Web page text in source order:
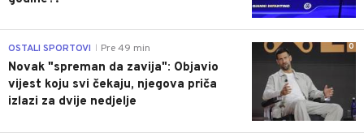
0
OSTALI SPORTOVI Pre 49 min
Novak "spreman da zavija": Objavio
vijest koju svi čekaju, njegova priča
izlazi za dvije nedjelje